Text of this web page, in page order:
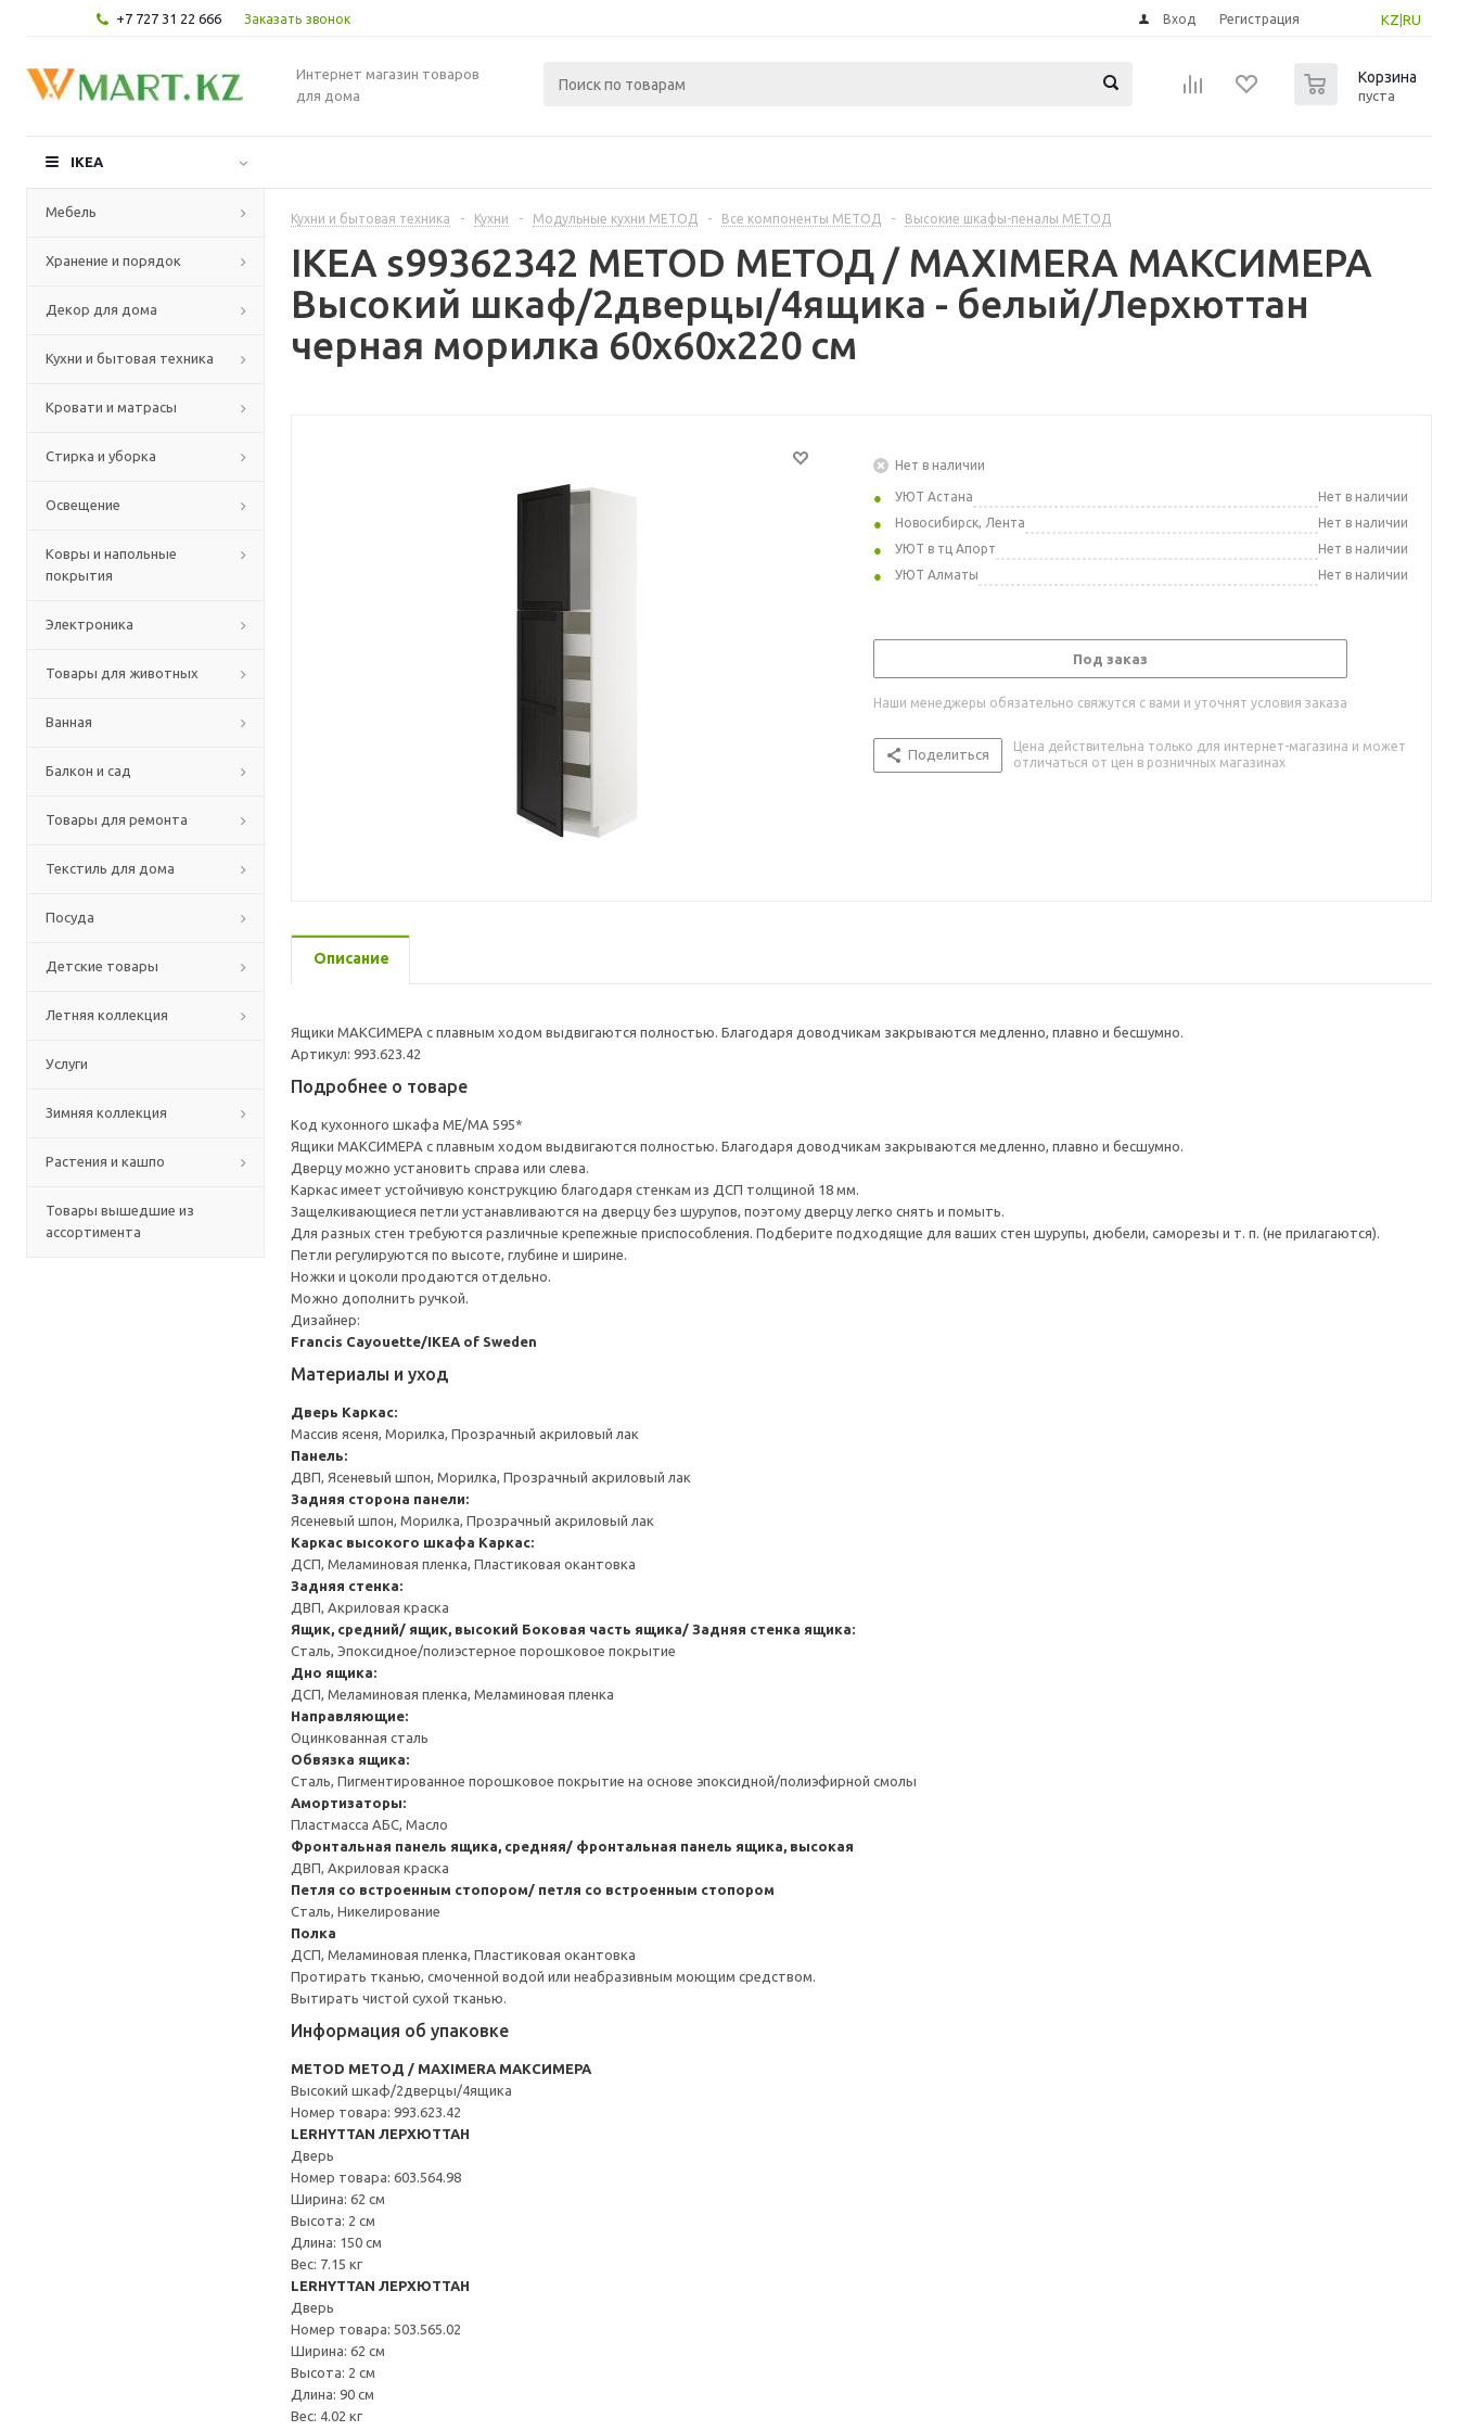
+7 727 31 22 666 Заказать звонок KZ RU
Вход Регистрация
Интернет магазин товаров
для дома
Корзина
пуста
IKEA
Мебель
Хранение и порядок
Декор для дома
Кухни и бытовая техника
Кровати и матрасы
Стирка и уборка
Освещение
Ковры и напольные
покрытия
Электроника
Товары для животных
Ванная
Балкон и сад
Товары для ремонта
Текстиль для дома
Посуда
Детские товары
Летняя коллекция
Услуги
Зимняя коллекция
Растения и кашпо
Товары вышедшие из
ассортимента
Кухни и бытовая техника - Кухни - Модульные кухни МЕТОД - Все компоненты МЕТОД - Высокие шкафы-пеналы МЕТОД
IKEA s99362342 METOD МЕТОД / MAXIMERA МАКСИМЕРА
Высокий шкаф/2дверцы/4ящика - белый/Лерхюттан
черная морилка 60x60x220 см
Нет в наличии
УЮТ Астана
Нет в наличии
Новосибирск, Лента
Нет в наличии
УЮТ в тц Апорт
Нет в наличии
УЮТ Алматы
Нет в наличии
Под заказ
Наши менеджеры обязательно свяжутся с вами и уточнят условия заказа
Поделиться
Цена действительна только для интернет-магазина и может
отличаться от цен в розничных магазинах
Описание
Ящики МАКСИМЕРА с плавным ходом выдвигаются полностью. Благодаря доводчикам закрываются медленно, плавно и бесшумно.
Артикул: 993.623.42
Подробнее о товаре
Код кухонного шкафа ME/MA 595*
Ящики МАКСИМЕРА с плавным ходом выдвигаются полностью. Благодаря доводчикам закрываются медленно, плавно и бесшумно.
Дверцу можно установить справа или слева.
Каркас имеет устойчивую конструкцию благодаря стенкам из ДСП толщиной 18 мм.
Защелкивающиеся петли устанавливаются на дверцу без шурупов, поэтому дверцу легко снять и помыть.
Для разных стен требуются различные крепежные приспособления. Подберите подходящие для ваших стен шурупы, дюбели, саморезы и т. п. (не прилагаются).
Петли регулируются по высоте, глубине и ширине.
Ножки и цоколи продаются отдельно.
Можно дополнить ручкой.
Дизайнер:
Francis Cayouette/IKEA of Sweden
Материалы и уход
Дверь Каркас:
Массив ясеня, Морилка, Прозрачный акриловый лак
Панель:
ДВП, Ясеневый шпон, Морилка, Прозрачный акриловый лак
Задняя сторона панели:
Ясеневый шпон, Морилка, Прозрачный акриловый лак
Каркас высокого шкафа Каркас:
ДСП, Меламиновая пленка, Пластиковая окантовка
Задняя стенка:
ДВП, Акриловая краска
Ящик, средний/ ящик, высокий Боковая часть ящика/ Задняя стенка ящика:
Сталь, Эпоксидное/полиэстерное порошковое покрытие
Дно ящика:
ДСП, Меламиновая пленка, Меламиновая пленка
Направляющие:
Оцинкованная сталь
Обвязка ящика:
Сталь, Пигментированное порошковое покрытие на основе эпоксидной/полиэфирной смолы
Амортизаторы:
Пластмасса АБС, Масло
Фронтальная панель ящика, средняя/ фронтальная панель ящика, высокая
ДВП, Акриловая краска
Петля со встроенным стопором/ петля со встроенным стопором
Сталь, Никелирование
Полка
ДСП, Меламиновая пленка, Пластиковая окантовка
Протирать тканью, смоченной водой или неабразивным моющим средством.
Вытирать чистой сухой тканью.
Информация об упаковке
METOD МЕТОД / MAXIMERA МАКСИМЕРА
Высокий шкаф/2дверцы/4ящика
Номер товара: 993.623.42
LERHYTTAN ЛЕРХЮТТАН
Дверь
Номер товара: 603.564.98
Ширина: 62 см
Высота: 2 см
Длина: 150 см
Вес: 7.15 кг
LERHYTTAN ЛЕРХЮТТАН
Дверь
Номер товара: 503.565.02
Ширина: 62 см
Высота: 2 см
Длина: 90 см
Вес: 4.02 кг